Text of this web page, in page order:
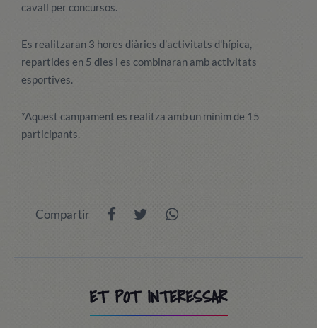
cavall per concursos.
Es realitzaran 3 hores diàries d’activitats d'hípica,
repartides en 5 dies i es combinaran amb activitats
esportives.
*Aquest campament es realitza amb un mínim de 15
participants.
Compartir
ET POT INTERESSAR